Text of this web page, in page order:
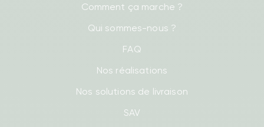
Comment ça marche ?
Qui sommes-nous ?
FAQ
Nos réalisations
Nos solutions de livraison
SAV